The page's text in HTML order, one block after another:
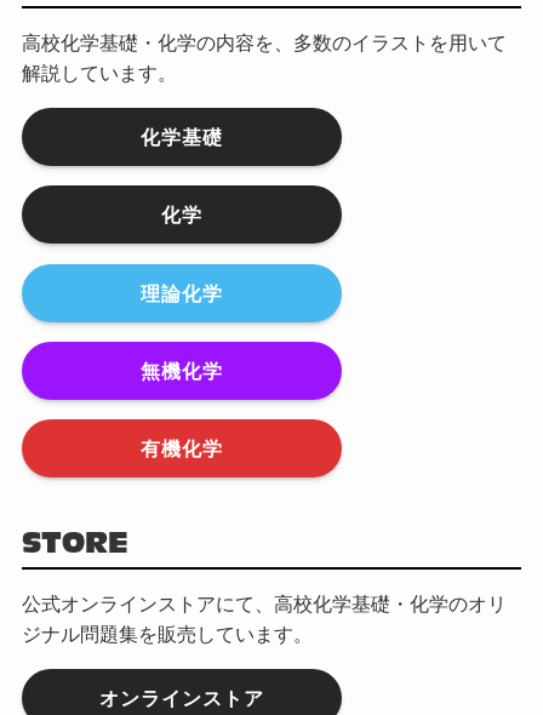
高校化学基礎・化学の内容を、多数のイラストを用いて
解説しています。
化学基礎
化学
理論化学
無機化学
有機化学
STORE
公式オンラインストアにて、高校化学基礎・化学のオリ
ジナル問題集を販売しています。
オンラインストア